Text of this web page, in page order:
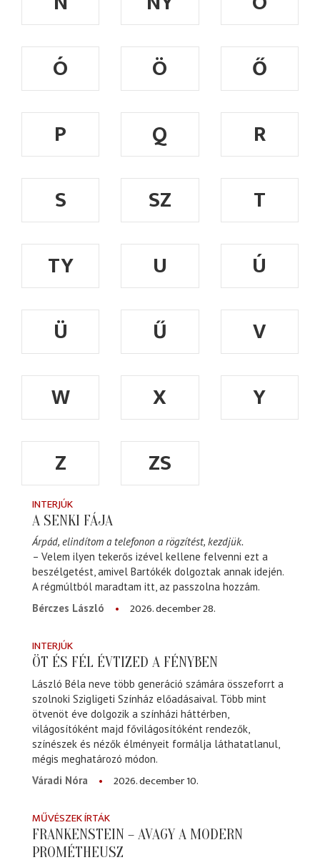
Ó
Ö
Ő
P
Q
R
S
SZ
T
TY
U
Ú
Ü
Ű
V
W
X
Y
Z
ZS
INTERJÚK
A SENKI FÁJA
Árpád, elindítom a telefonon a rögzítést, kezdjük.
– Velem ilyen tekerős izével kellene felvenni ezt a
beszélgetést, amivel Bartókék dolgoztak annak idején.
A régmúltból maradtam itt, az passzolna hozzám.
Bérczes László
2026. december 28.
INTERJÚK
ÖT ÉS FÉL ÉVTIZED A FÉNYBEN
László Béla neve több generáció számára összeforrt a
szolnoki Szigligeti Színház előadásaival. Több mint
ötvenöt éve dolgozik a színházi háttérben,
világosítóként majd fővilágosítóként rendezők,
színészek és nézők élményeit formálja láthatatlanul,
mégis meghatározó módon.
Váradi Nóra
2026. december 10.
MŰVÉSZEK ÍRTÁK
FRANKENSTEIN – AVAGY A MODERN
PROMÉTHEUSZ